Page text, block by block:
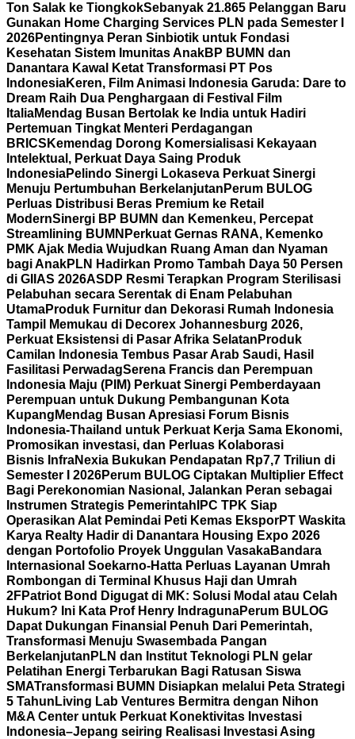
Ton Salak ke TiongkokSebanyak 21.865 Pelanggan Baru
Gunakan Home Charging Services PLN pada Semester I
2026Pentingnya Peran Sinbiotik untuk Fondasi
Kesehatan Sistem Imunitas AnakBP BUMN dan
Danantara Kawal Ketat Transformasi PT Pos
IndonesiaKeren, Film Animasi Indonesia Garuda: Dare to
Dream Raih Dua Penghargaan di Festival Film
ItaliaMendag Busan Bertolak ke India untuk Hadiri
Pertemuan Tingkat Menteri Perdagangan
BRICS Kemendag Dorong Komersialisasi Kekayaan
Intelektual, Perkuat Daya Saing Produk
IndonesiaPelindo Sinergi Lokaseva Perkuat Sinergi
Menuju Pertumbuhan Berkelanjutan Perum BULOG
Perluas Distribusi Beras Premium ke Retail
ModernSinergi BP BUMN dan Kemenkeu, Percepat
Streamlining BUMN Perkuat Gernas RANA, Kemenko
PMK Ajak Media Wujudkan Ruang Aman dan Nyaman
bagi AnakPLN Hadirkan Promo Tambah Daya 50 Persen
di GIIAS 2026ASDP Resmi Terapkan Program Sterilisasi
Pelabuhan secara Serentak di Enam Pelabuhan
UtamaProduk Furnitur dan Dekorasi Rumah Indonesia
Tampil Memukau di Decorex Johannesburg 2026,
Perkuat Eksistensi di Pasar Afrika Selatan Produk
Camilan Indonesia Tembus Pasar Arab Saudi, Hasil
Fasilitasi PerwadagSerena Francis dan Perempuan
Indonesia Maju (PIM) Perkuat Sinergi Pemberdayaan
Perempuan untuk Dukung Pembangunan Kota
Kupang Mendag Busan Apresiasi Forum Bisnis
Indonesia-Thailand untuk Perkuat Kerja Sama Ekonomi,
Promosikan investasi, dan Perluas Kolaborasi
Bisnis InfraNexia Bukukan Pendapatan Rp7,7 Triliun di
Semester I 2026Perum BULOG Ciptakan Multiplier Effect
Bagi Perekonomian Nasional, Jalankan Peran sebagai
Instrumen Strategis Pemerintah IPC TPK Siap
Operasikan Alat Pemindai Peti Kemas EksporPT Waskita
Karya Realty Hadir di Danantara Housing Expo 2026
dengan Portofolio Proyek Unggulan VasakaBandara
Internasional Soekarno-Hatta Perluas Layanan Umrah
Rombongan di Terminal Khusus Haji dan Umrah
2FPatriot Bond Digugat di MK: Solusi Modal atau Celah
Hukum? Ini Kata Prof Henry IndragunaPerum BULOG
Dapat Dukungan Finansial Penuh Dari Pemerintah,
Transformasi Menuju Swasembada Pangan
Berkelanjutan PLN dan Institut Teknologi PLN gelar
Pelatihan Energi Terbarukan Bagi Ratusan Siswa
SMATransformasi BUMN Disiapkan melalui Peta Strategi
5 Tahun Living Lab Ventures Bermitra dengan Nihon
M&A Center untuk Perkuat Konektivitas Investasi
Indonesia–Jepang seiring Realisasi Investasi Asing